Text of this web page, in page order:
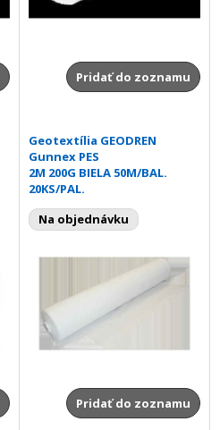
Pridať do zoznamu
Geotextília GEODREN
Gunnex PES
2M 200G BIELA 50M/BAL.
20KS/PAL.
Na objednávku
Pridať do zoznamu